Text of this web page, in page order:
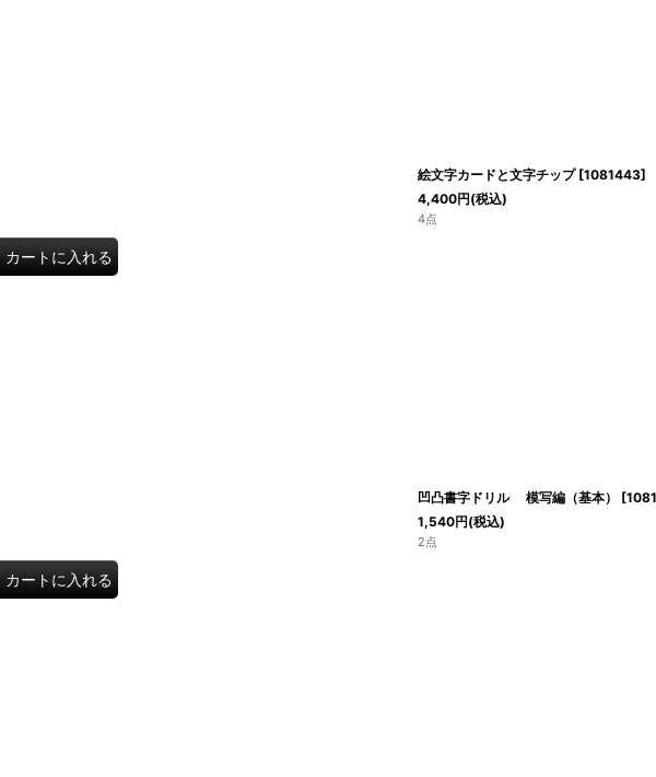
カートに入れる
絵文字カードと文字チップ [1081443]
4,400円(税込)
4点
カートに入れる
凹凸書字ドリル 模写編（基本） [
1,540円(税込)
2点